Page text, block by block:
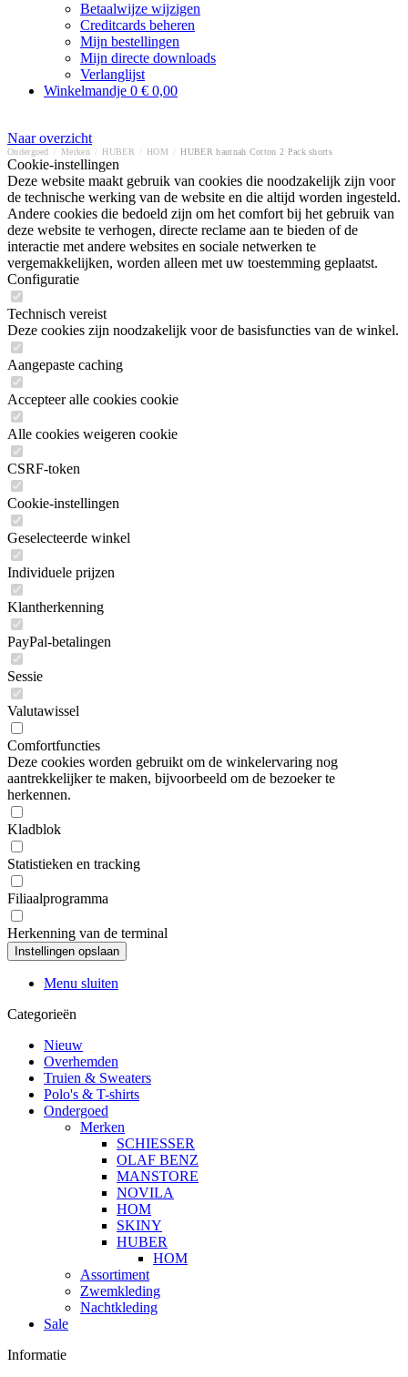
Betaalwijze wijzigen
Creditcards beheren
Mijn bestellingen
Mijn directe downloads
Verlanglijst
Winkelmandje 0 € 0,00
Naar overzicht
Ondergoed Merken HUBER HOM HUBER hautnah Cotton 2 Pack shorts
Cookie-instellingen
Deze website maakt gebruik van cookies die noodzakelijk zijn voor
de technische werking van de website en die altijd worden ingesteld.
Andere cookies die bedoeld zijn om het comfort bij het gebruik van
deze website te verhogen, directe reclame aan te bieden of de
interactie met andere websites en sociale netwerken te
vergemakkelijken, worden alleen met uw toestemming geplaatst.
Configuratie
Technisch vereist
Deze cookies zijn noodzakelijk voor de basisfuncties van de winkel.
Aangepaste caching
Accepteer alle cookies cookie
Alle cookies weigeren cookie
CSRF-token
Cookie-instellingen
Geselecteerde winkel
Individuele prijzen
Klantherkenning
PayPal-betalingen
Sessie
Valutawissel
Comfortfuncties
Deze cookies worden gebruikt om de winkelervaring nog
aantrekkelijker te maken, bijvoorbeeld om de bezoeker te
herkennen.
Kladblok
Statistieken en tracking
Filiaalprogramma
Herkenning van de terminal
Menu sluiten
Categorieën
Nieuw
Overhemden
Truien & Sweaters
Polo's & T-shirts
Ondergoed
Merken
SCHIESSER
OLAF BENZ
MANSTORE
NOVILA
HOM
SKINY
HUBER
HOM
Assortiment
Zwemkleding
Nachtkleding
Sale
Informatie